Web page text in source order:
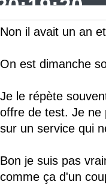
Non il avait un an
On est dimanche
Je le répète
offre de test. Je ne
sur un service qui
Bon je suis pas
comme ça d'un